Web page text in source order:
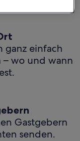
ganz einfach
wo und wann
Gastgebern
senden.